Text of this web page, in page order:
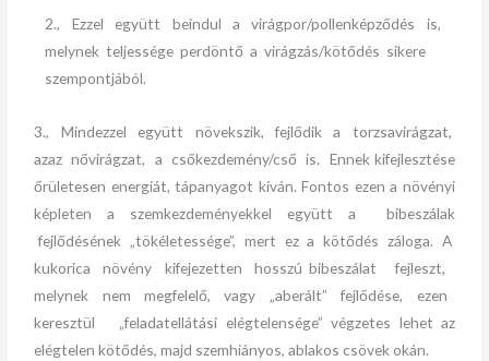
2., Ezzel együtt beindul a virágpor/pollenképződés is,
melynek teljessége perdöntő a virágzás/kötődés sikere
szempontjából.
3., Mindezzel együtt növekszik, fejlődik a torzsavirágzat,
azaz nővirágzat, a csőkezdemény/cső is. Ennek kifejlesztése
őrületesen energiát, tápanyagot kíván. Fontos ezen a növényi
képleten a szemkezdeményekkel együtt a bibeszálak
fejlődésének „tökéletessége”, mert ez a kötődés záloga. A
kukorica növény kifejezetten hosszú bibeszálat fejleszt,
melynek nem megfelelő, vagy „aberált” fejlődése, ezen
keresztül „feladatellátási elégtelensége” végzetes lehet az
elégtelen kötődés, majd szemhiányos, ablakos csövek okán.